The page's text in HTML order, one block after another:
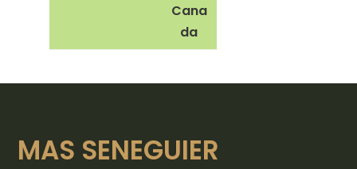
Cana
da
MAS SENEGUIER